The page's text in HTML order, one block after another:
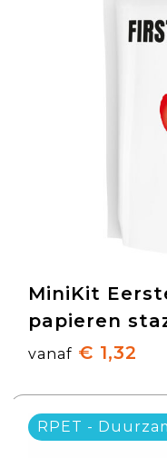
MiniKit
papieren
vanaf € 1,32
RPET -